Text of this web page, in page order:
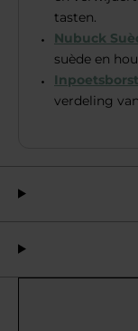
tasten.
Nubuck
suède en
verdeling